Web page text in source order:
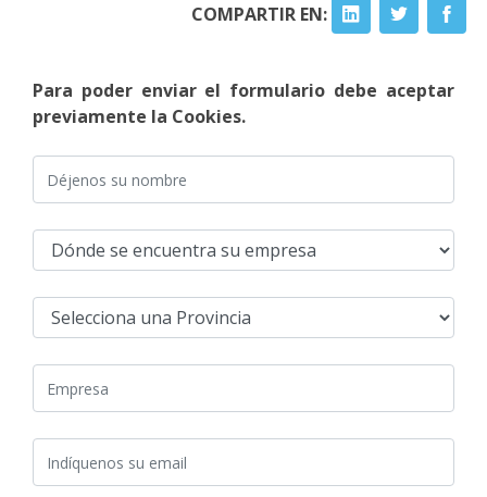
COMPARTIR EN:
Para poder enviar el formulario debe aceptar
previamente la Cookies.